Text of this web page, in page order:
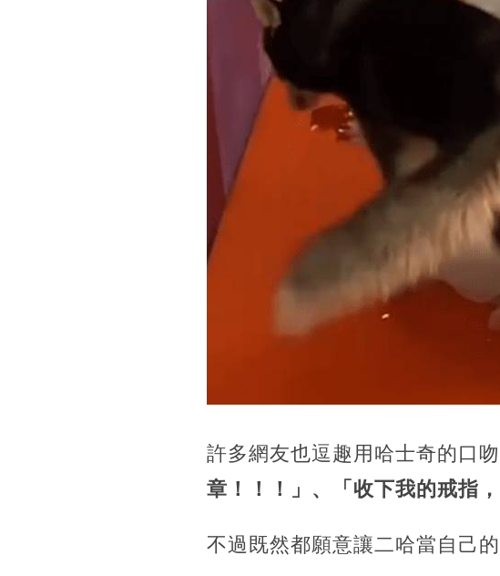
許多網友也逗趣用哈士奇的口吻
章！！！」、「 收下我的戒指
不過既然都願意讓二哈當自己